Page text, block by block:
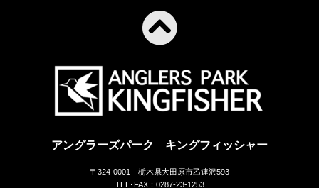
アングラーズパーク キングフィッシャー
〒324-0001 栃木県大田原市乙連沢593
TEL･FAX：0287-23-1253